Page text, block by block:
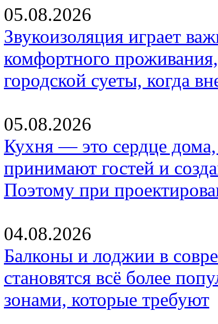
05.08.2026
Звукоизоляция играет
комфортного
городской суеты, когда
05.08.2026
Кухня — это сердце дома,
принимают гостей и
Поэтому при
04.08.2026
Балконы и лоджии в
становятся всё более
зонами, которые требуют